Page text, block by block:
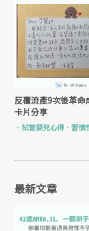
反覆流產9次後革命
卡片分享
． 試管嬰兒心得 ． 習慣
最新文章